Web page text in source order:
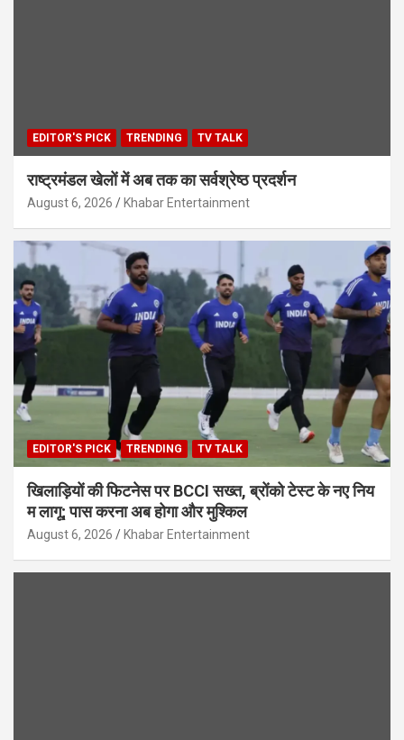
EDITOR'S PICK TRENDING TV TALK
राष्ट्रमंडल खेलों में अब तक का सर्वश्रेष्ठ प्रदर्शन
August 6, 2026 Khabar Entertainment
EDITOR'S PICK TRENDING TV TALK
खिलाड़ियों की फिटनेस पर BCCI सख्त, ब्रोंको टेस्ट के नए निय
म लागू; पास करना अब होगा और मुश्किल
August 6, 2026 Khabar Entertainment